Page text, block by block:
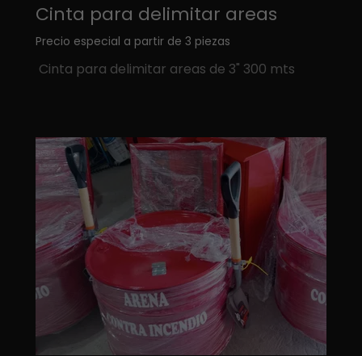
Cinta para delimitar areas
Precio especial a partir de 3 piezas
Cinta para delimitar areas de 3" 300 mts